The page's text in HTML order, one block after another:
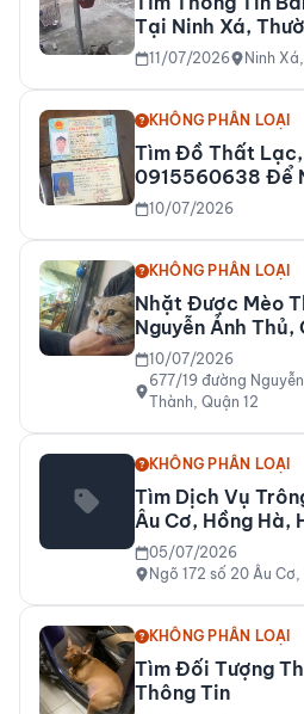
Tại Ninh Xá,
11/07/2026 Ninh
KHÔNG PHÂN LOẠI
Tìm Đồ Thất Lạc,
0915560638 Để
10/07/2026
KHÔNG PHÂN LOẠI
Nhặt Được Mèo
Nguyễn Ảnh Thủ,
10/07/2026
677/19 đường
Thành, Quận 12
KHÔNG PHÂN LOẠI
Tìm Dịch Vụ
Âu Cơ, Hồng Hà,
05/07/2026
Ngõ 172 số 20 Âu
KHÔNG PHÂN LOẠI
Tìm Đối Tượng
Thông Tin